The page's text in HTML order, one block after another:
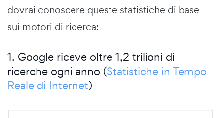
dovrai conoscere queste statistiche di base
sui motori di ricerca:
1. Google riceve oltre 1,2 trilioni di
ricerche ogni anno (Statistiche in Tempo
Reale di Internet)